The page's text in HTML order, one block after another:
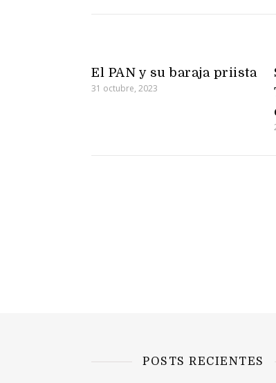
El PAN y su baraja priista
31 octubre, 2023
POSTS RECIENTES